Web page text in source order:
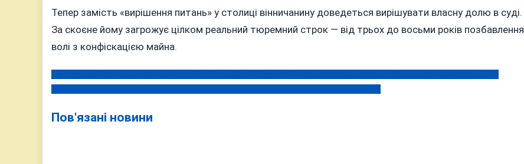
Тепер замість «вирішення питань» у столиці вінничанину доведеться вирішувати власну долю в суді.
За скоєне йому загрожує цілком реальний тюремний строк — від трьох до восьми років позбавлення
волі з конфіскацією майна.
Навігація
Пов'язані новини